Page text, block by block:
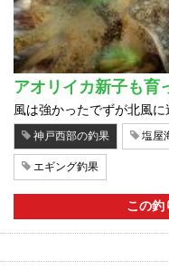
アオリイカ新子も育
風は強かったでずが北風に
神戸西部の釣果 塩屋
エギング釣果
この釣